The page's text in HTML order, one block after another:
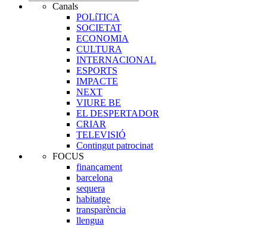
Canals
POLíTICA
SOCIETAT
ECONOMIA
CULTURA
INTERNACIONAL
ESPORTS
IMPACTE
NEXT
VIURE BE
EL DESPERTADOR
CRIAR
TELEVISIÓ
Contingut patrocinat
FOCUS
finançament
barcelona
sequera
habitatge
transparència
llengua